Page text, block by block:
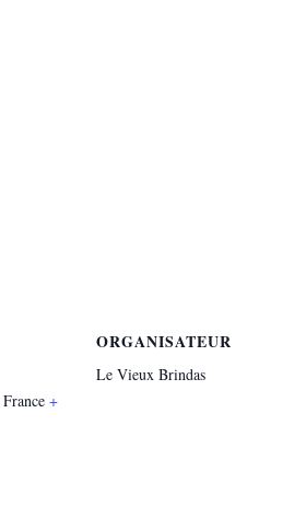
France +
ORGANISATEUR
Le Vieux Brindas